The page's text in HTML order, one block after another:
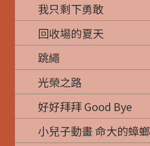
我只剩下勇敢
回收場的夏天
跳繩
光榮之路
好好拜拜 Good Bye
小兒子動畫 命大的蟑螂